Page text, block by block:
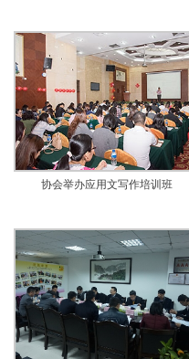
协会举办应用文写作培训班